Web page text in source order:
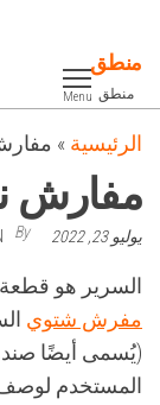
content
منطق
منطق Menu
الرئيسية »
مفارش
يوليو 23, 2022 By
السرير هو
مفرش شتوي
(يُسمى أيضًا
المستخدم لوصف